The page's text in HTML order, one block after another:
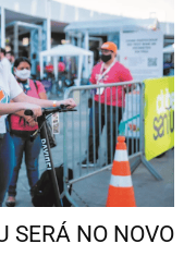
SERÁ NO NOVO